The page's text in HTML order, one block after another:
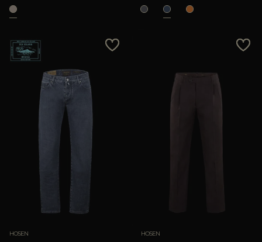
HOSEN HOSEN